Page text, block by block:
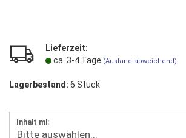
Lieferzeit:
ca. 3-4 Tage (Ausland abweichend)
Lagerbestand: 6 Stück
Inhalt ml: